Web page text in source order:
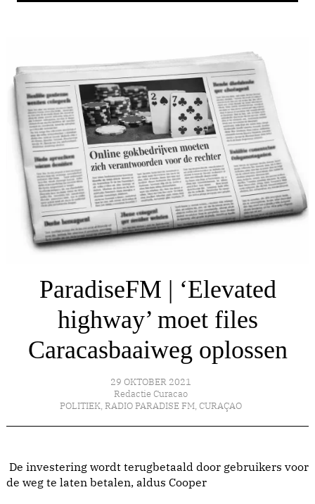
ParadiseFM | ‘Elevated
highway’ moet files
Caracasbaaiweg oplossen
29 OKTOBER 2021
Redactie Curacao
POLITIEK, RADIO PARADISE FM, CURAÇAO
De investering wordt terugbetaald door gebruikers voor
de weg te laten betalen, aldus Cooper